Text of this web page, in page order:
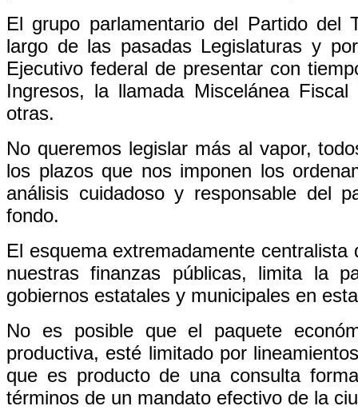
El grupo parlamentario del Partido del
largo de las pasadas Legislaturas y
Ejecutivo federal de presentar con
Ingresos, la llamada Miscelánea
otras.
No queremos legislar más al vapor,
los plazos que nos imponen los
análisis cuidadoso y responsable del
fondo.
El esquema extremadamente
nuestras finanzas públicas, limita la
gobiernos estatales y municipales en
No es posible que el paquete
productiva, esté limitado por
que es producto de una consulta
términos de un mandato efectivo de la